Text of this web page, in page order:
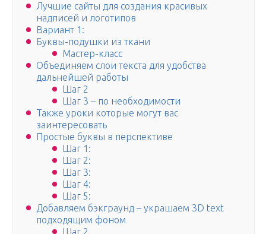
Лучшие сайты для создания красивых
надписей и логотипов
Вариант 1:
Буквы-подушки из ткани
Мастер-класс
Объединяем слои текста для удобства
дальнейшей работы
Шаг 2
Шаг 3 – по необходимости
Также уроки которые могут вас
заинтересовать
Простые буквы в перспективе
Шаг 1:
Шаг 2:
Шаг 3:
Шаг 4:
Шаг 5:
Добавляем бэкграунд – украшаем 3D text
подходящим фоном
Шаг 2